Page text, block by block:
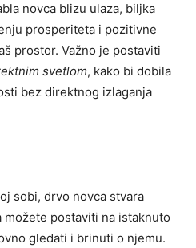
novca blizu ulaza, biljka
prosperiteta i pozitivne
prostor. Važno je postaviti
svetlom, kako bi dobila
bez direktnog izlaganja
sobi, drvo novca stvara
možete postaviti na istaknuto
gledati i brinuti o njemu.